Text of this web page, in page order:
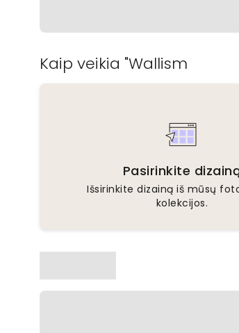
Kaip veikia "Wallism
Pasirinkite
Išsirinkite dizainą iš mūsų
kolekcijos.